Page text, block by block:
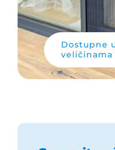
Dostupne
veličinama